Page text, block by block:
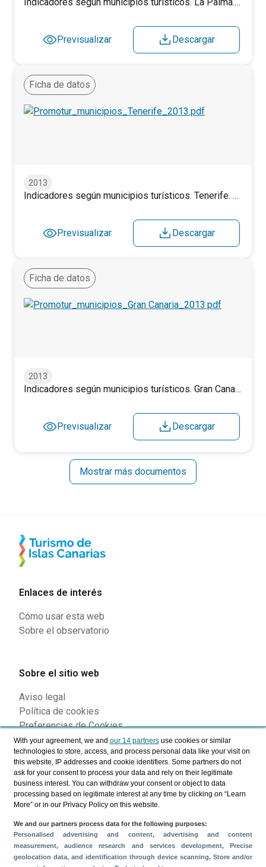
With your agreement, we and our 14 partnersuse cookies or similar
technologies to store, access, and process personal data like your visit on
this website, IP addresses and cookie identifiers. Some partners do not
ask for your consent to process your data and rely on their legitimate
business interest. You can withdraw your consent or object to data
processing based on legitimate interest at any time by clicking on “Learn
More” or in our Privacy Policy on this website.
We and our partners process data for the following purposes:
Personalised advertising and content, advertising and content
measurement, audience research and services development, Precise
geolocation data, and identification through device scanning, Store and/or
Previsualizar Descargar
Ficha de datos
2013
Indicadores según municipios turísticos. Tenerife. 2013.
Previsualizar Descargar
Ficha de datos
2013
Indicadores según municipios turísticos. Gran Canaria. 2013.
Previsualizar Descargar
Mostrar más documentos
Enlaces de interés
Cómo usar esta web
Sobre el observatorio
Sobre el sitio web
Aviso legal
Política de cookies
Preferencias de Cookies
Siguenos en nuestras redes